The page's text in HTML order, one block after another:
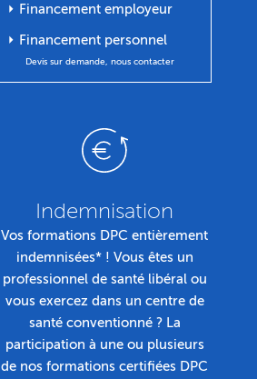
⏵ Financement employeur
⏵ Financement personnel
Devis sur demande, nous contacter
Indemnisation
Vos formations DPC entièrement
indemnisées* ! Vous êtes un
professionnel de santé libéral ou
vous exercez dans un centre de
santé conventionné ? La
participation à une ou plusieurs
de nos formations certifiées DPC